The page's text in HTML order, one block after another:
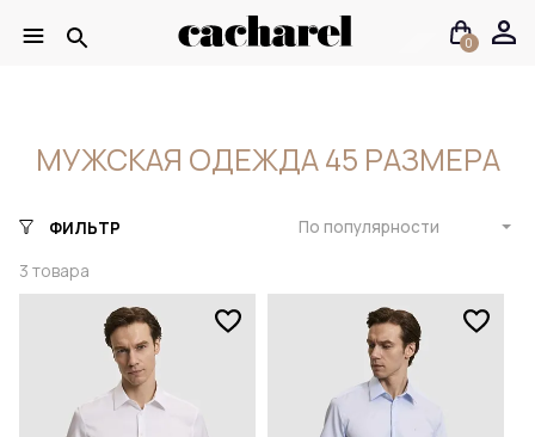
0
МУЖСКАЯ ОДЕЖДА 45 РАЗМЕРА
ФИЛЬТР
3 товара
По популярности